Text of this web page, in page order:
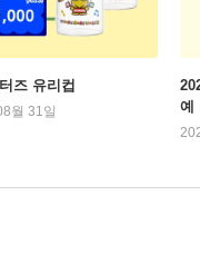
즈 유리컵
월 31일
예